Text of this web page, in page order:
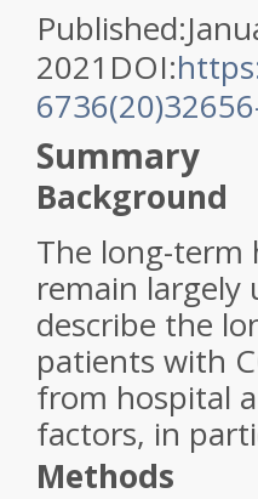
Published:
2021 DOI:
Summary
Background
The long-term
remain largely
describe the
patients with
from hospital
factors, in
Methods